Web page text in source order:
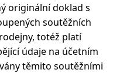
originální doklad s
soutěžních
totéž platí
údaje na účetním
těmito soutěžními